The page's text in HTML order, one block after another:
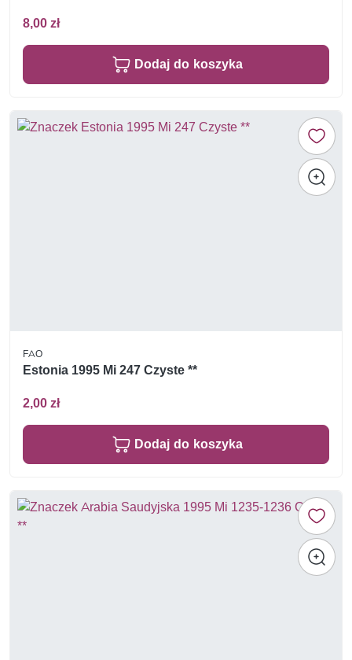
8,00 zł
Dodaj do koszyka
FAO
Estonia 1995 Mi 247 Czyste **
2,00 zł
Dodaj do koszyka